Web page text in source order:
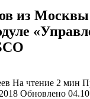
из
На чтение 2 мин
Обновлено